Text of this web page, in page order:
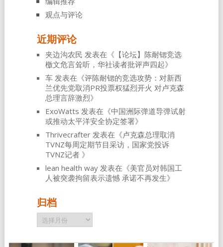
观点与评论
近期评论
夹边沟农民 发表在《 【论坛】陈耐锶竞选
檄文危言耸听，华社读者批评声四起》
车发表在《评陈耐锶的竞选攻势：对新西
兰优先党取消PR投票权猛烈开火 对卢克森
总理言辞激烈》
ExoWatts 发表在《中国洲际弹道导弹试射
或推动太平洋安全协定签署》
Thrivecrafter发表在《卢克森总理取消
TVNZ每周定期节目采访，国家党投诉
TVNZ记者 》
lean health way发表在《美官员对韩国工
人被突袭拘留表示遗憾 承诺不再发生》
归档
归
档